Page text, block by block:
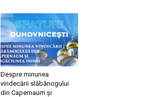
Despre minunea
vindecării slăbănogului
din Capernaum și